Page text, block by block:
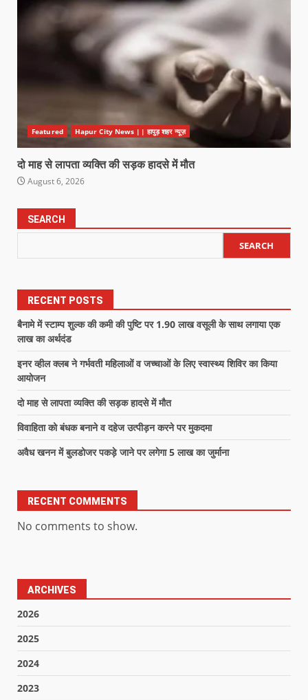
Featured Hapur City News || हापुड़ शहर न्यूज़
दो माह से लापता व्यक्ति की सड़क हादसे में मौत
August 6, 2026
SEARCH
SEARCH
RECENT POSTS
बैनामे में स्टाम्प शुल्क की कमी की पुष्टि पर 1.90 लाख वसूली के साथ लगाया एक
लाख का अर्थदंड
इनर व्हील क्लब ने गर्भवती महिलाओं व जच्चाओं के लिए स्वास्थ्य शिविर का किया
आयोजन
दो माह से लापता व्यक्ति की सड़क हादसे में मौत
विवाहिता को बंधक बनाने व दहेज उत्पीड़न करने पर मुकदमा
अवैध खनन में बुलडोजर पकड़े जाने पर लगेगा 5 लाख का जुर्माना
RECENT COMMENTS
No comments to show.
ARCHIVES
2026
2025
2024
2023